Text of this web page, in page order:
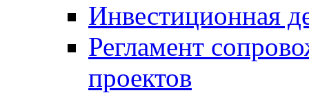
Инвестиционная
Регламент
проектов